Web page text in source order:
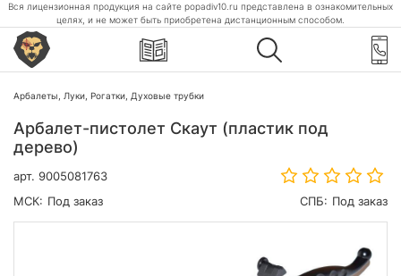
Вся лицензионная продукция на сайте popadiv10.ru представлена в ознакомительных
целях, и не может быть приобретена дистанционным способом.
Арбалеты, Луки, Рогатки, Духовые трубки
Арбалет-пистолет Скаут (пластик под
дерево)
арт. 9005081763
МСК: Под заказ СПБ: Под заказ